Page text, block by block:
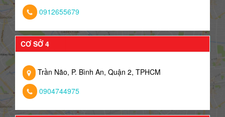
0912655679
CƠ SỞ 4
Trần Não, P. Bình An, Quận 2, TPHCM
0904744975